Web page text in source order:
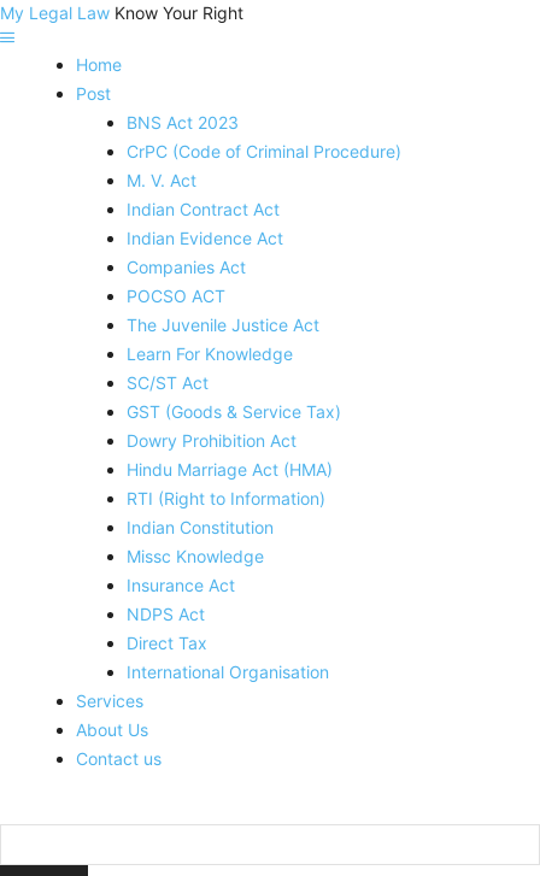
My Legal Law Know Your Right
Home
Post
BNS Act 2023
CrPC (Code of Criminal Procedure)
M. V. Act
Indian Contract Act
Indian Evidence Act
Companies Act
POCSO ACT
The Juvenile Justice Act
Learn For Knowledge
SC/ST Act
GST (Goods & Service Tax)
Dowry Prohibition Act
Hindu Marriage Act (HMA)
RTI (Right to Information)
Indian Constitution
Missc Knowledge
Insurance Act
NDPS Act
Direct Tax
International Organisation
Services
About Us
Contact us